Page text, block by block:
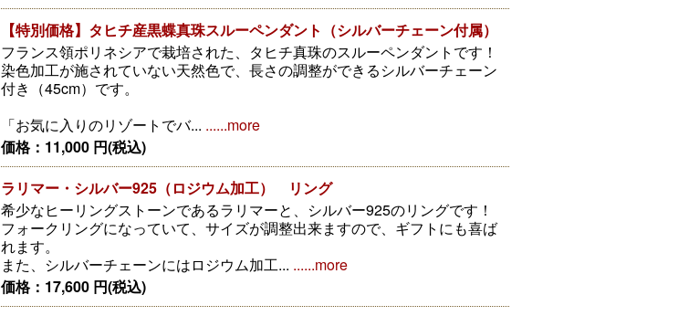
【特別価格】タヒチ産黒蝶真珠スルーペンダント（シルバーチェーン付属）
フランス領ポリネシアで栽培された、タヒチ真珠のスルーペンダントです！
染色加工が施されていない天然色で、長さの調整ができるシルバーチェーン
付き（45cm）です。
「お気に入りのリゾートでバ... ......more
価格：11,000 円(税込)
ラリマー・シルバー925（ロジウム加工） リング
希少なヒーリングストーンであるラリマーと、シルバー925のリングです！
フォークリングになっていて、サイズが調整出来ますので、ギフトにも喜ば
れます。
また、シルバーチェーンにはロジウム加工... ......more
価格：17,600 円(税込)